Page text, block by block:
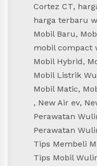
Cortez CT,
harga terbaru
Mobil Baru,
mobil compact
Mobil Hybrid,
Mobil Listrik
Mobil Matic,
, New Air ev,
Perawatan
Perawatan
Tips Membeli
Tips Mobil